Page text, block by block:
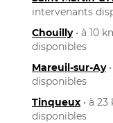
intervenants
Chouilly• à 10
disponibles
Mareuil-sur-Ay
disponibles
Tinqueux • à
disponibles